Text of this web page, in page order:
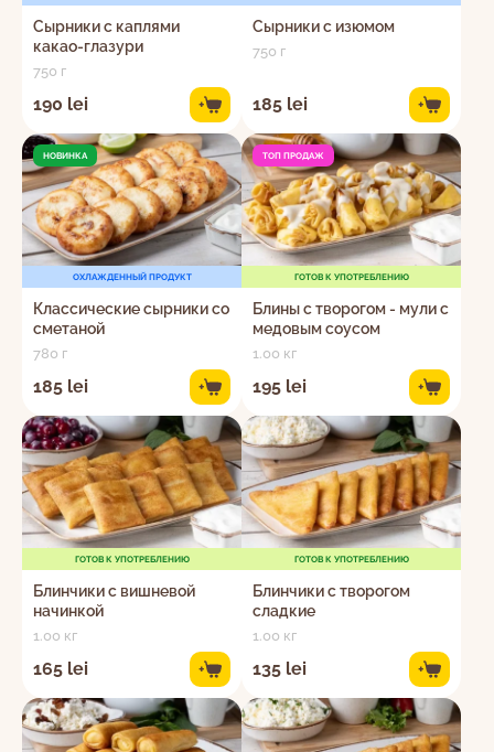
Сырники с каплями
какао-глазури
750 г
190 lei +
Сырники с изюмом
750 г
185 lei +
НОВИНКА
ОХЛАЖДЕННЫЙ ПРОДУКТ
Классические сырники со
сметаной
780 г
185 lei +
ТОП ПРОДАЖ
ГОТОВ К УПОТРЕБЛЕНИЮ
Блины с творогом - мули с
медовым соусом
1.00 кг
195 lei +
ГОТОВ К УПОТРЕБЛЕНИЮ
Блинчики с вишневой
начинкой
1.00 кг
165 lei +
ГОТОВ К УПОТРЕБЛЕНИЮ
Блинчики с творогом
сладкие
1.00 кг
135 lei +